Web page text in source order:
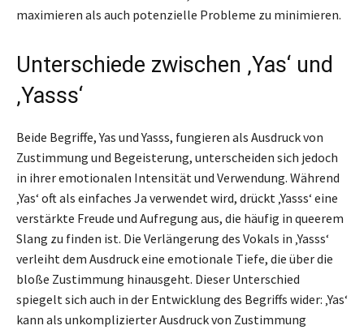
maximieren als auch potenzielle Probleme zu minimieren.
Unterschiede zwischen ‚Yas‘ und
‚Yasss‘
Beide Begriffe, Yas und Yasss, fungieren als Ausdruck von
Zustimmung und Begeisterung, unterscheiden sich jedoch
in ihrer emotionalen Intensität und Verwendung. Während
‚Yas‘ oft als einfaches Ja verwendet wird, drückt ‚Yasss‘ eine
verstärkte Freude und Aufregung aus, die häufig in queerem
Slang zu finden ist. Die Verlängerung des Vokals in ‚Yasss‘
verleiht dem Ausdruck eine emotionale Tiefe, die über die
bloße Zustimmung hinausgeht. Dieser Unterschied
spiegelt sich auch in der Entwicklung des Begriffs wider: ‚Yas‘
kann als unkomplizierter Ausdruck von Zustimmung